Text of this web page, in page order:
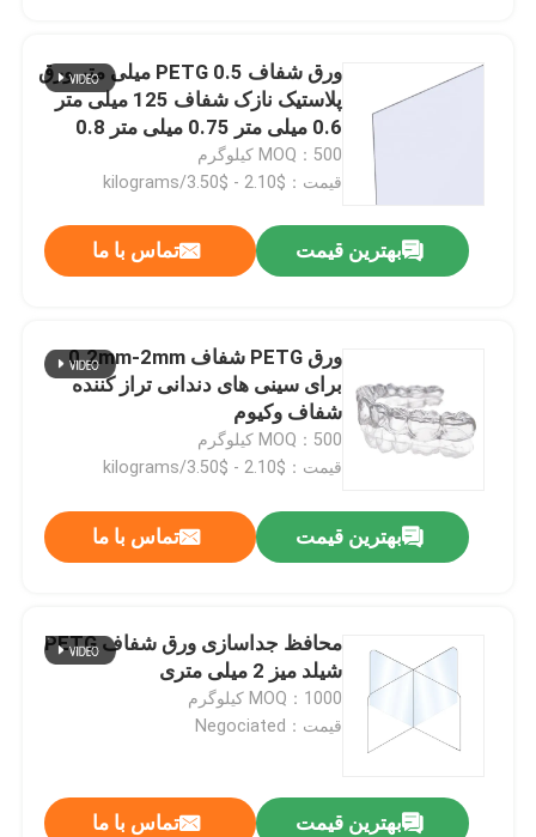
ورق شفاف PETG 0.5 میلی متر ورق
پلاستیک نازک شفاف 125 میلی متر
0.6 میلی متر 0.75 میلی متر 0.8
میلی متر 1 میلی متر
MOQ：500 کیلوگرم
قیمت：$2.10 - $3.50/kilograms
بهترین قیمت تماس با ما
ورق PETG شفاف 0.2mm-2mm
برای سینی های دندانی تراز کننده
شفاف وکیوم
MOQ：500 کیلوگرم
قیمت：$2.10 - $3.50/kilograms
بهترین قیمت تماس با ما
محافظ جداسازی ورق شفاف PETG
شیلد میز 2 میلی متری
MOQ：1000 کیلوگرم
قیمت：Negociated
بهترین قیمت تماس با ما